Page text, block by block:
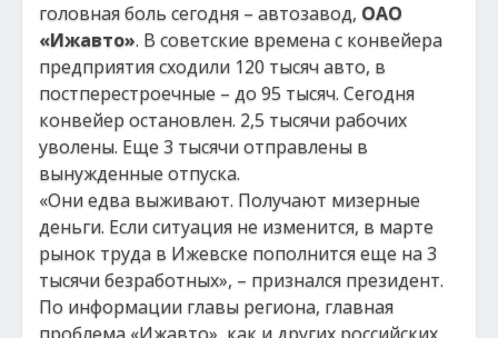
головная боль сегодня – автозавод, ОАО
«Ижавто». В советские времена с конвейера
предприятия сходили 120 тысяч авто, в
постперестроечные – до 95 тысяч. Сегодня
конвейер остановлен. 2,5 тысячи рабочих
уволены. Еще 3 тысячи отправлены в
вынужденные отпуска.
«Они едва выживают. Получают мизерные
деньги. Если ситуация не изменится, в марте
рынок труда в Ижевске пополнится еще на 3
тысячи безработных», – признался президент.
По информации главы региона, главная